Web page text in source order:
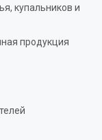
купальников и
продукция